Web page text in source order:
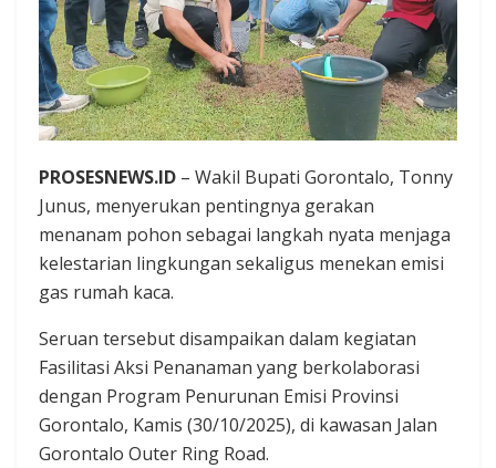
PROSESNEWS.ID – Wakil Bupati Gorontalo, Tonny
Junus, menyerukan pentingnya gerakan
menanam pohon sebagai langkah nyata menjaga
kelestarian lingkungan sekaligus menekan emisi
gas rumah kaca.
Seruan tersebut disampaikan dalam kegiatan
Fasilitasi Aksi Penanaman yang berkolaborasi
dengan Program Penurunan Emisi Provinsi
Gorontalo, Kamis (30/10/2025), di kawasan Jalan
Gorontalo Outer Ring Road.